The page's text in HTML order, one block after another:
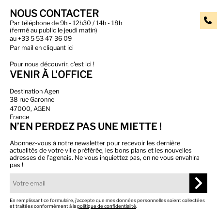
NOUS CONTACTER
Par téléphone de 9h - 12h30 / 14h - 18h
(fermé au public le jeudi matin)
au +33 5 53 47 36 09
Par mail en cliquant ici
Pour nous découvrir, c'est ici !
VENIR À L'OFFICE
Destination Agen
38 rue Garonne
47000, AGEN
France
N’EN PERDEZ PAS UNE MIETTE !
Abonnez-vous à notre newsletter pour recevoir les dernière
actualités de votre ville préférée, les bons plans et les nouvelles
adresses de l’agenais. Ne vous inquiettez pas, on ne vous envahira
pas !
En remplissant ce formulaire, j’accepte que mes données personnelles soient collectées
et traitées conformément à lapolitique de confidentialité